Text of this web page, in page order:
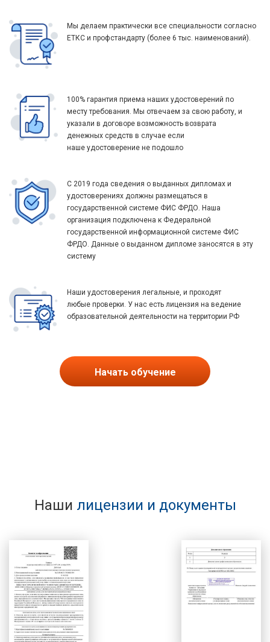
Мы делаем практически все специальности согласно
ЕТКС и профстандарту (более 6 тыс. наименований).
100% гарантия приема наших удостоверений по
месту требования. Мы отвечаем за свою работу, и
указали в договоре возможность возврата
денежных средств в случае если
наше удостоверение не подошло
С 2019 года сведения о выданных дипломах и
удостоверениях должны размещаться в
государственной системе ФИС ФРДО. Наша
организация подключена к Федеральной
государственной информационной системе ФИС
ФРДО. Данные о выданном дипломе заносятся в эту
систему
Наши удостоверения легальные, и проходят
любые проверки. У нас есть лицензия на ведение
образовательной деятельности на территории РФ
Начать обучение
Наши лицензии и документы